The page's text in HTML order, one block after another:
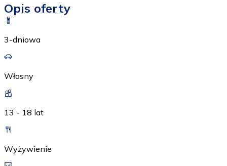
Opis oferty
3-dniowa
Własny
13 - 18 lat
Wyżywienie